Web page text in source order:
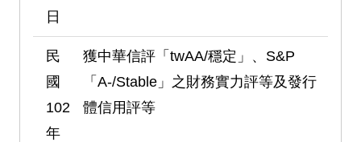
日
民
國
102
年
獲中華信評「twAA/穩定」、S&P
「A-/Stable」之財務實力評等及發行
體信用評等